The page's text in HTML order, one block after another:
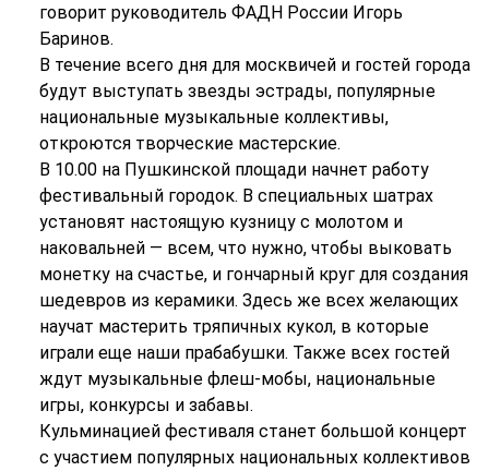
говорит руководитель ФАДН России Игорь
Баринов.
В течение всего дня для москвичей и гостей города
будут выступать звезды эстрады, популярные
национальные музыкальные коллективы,
откроются творческие мастерские.
В 10.00 на Пушкинской площади начнет работу
фестивальный городок. В специальных шатрах
установят настоящую кузницу с молотом и
наковальней — всем, что нужно, чтобы выковать
монетку на счастье, и гончарный круг для создания
шедевров из керамики. Здесь же всех желающих
научат мастерить тряпичных кукол, в которые
играли еще наши прабабушки. Также всех гостей
ждут музыкальные флеш-мобы, национальные
игры, конкурсы и забавы.
Кульминацией фестиваля станет большой концерт
с участием популярных национальных коллективов